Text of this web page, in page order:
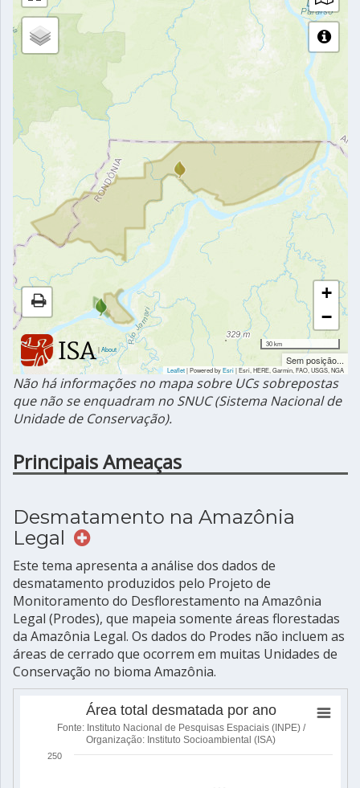
|About
+
−
30 km
Sem posição...
Leaflet| Powered byEsri|Esri, HERE, Garmin, FAO, USGS, NGA
Não há informações no mapa sobre UCs sobrepostas
que não se enquadram no SNUC (Sistema Nacional de
Unidade de Conservação).
Principais Ameaças
Desmatamento na Amazônia
Legal
Este tema apresenta a análise dos dados de
desmatamento produzidos pelo Projeto de
Monitoramento do Desflorestamento na Amazônia
Legal (Prodes), que mapeia somente áreas florestadas
da Amazônia Legal. Os dados do Prodes não incluem as
áreas de cerrado que ocorrem em muitas Unidades de
Conservação no bioma Amazônia.